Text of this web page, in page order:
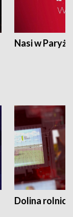
Nasi w Paryżu
Dolina